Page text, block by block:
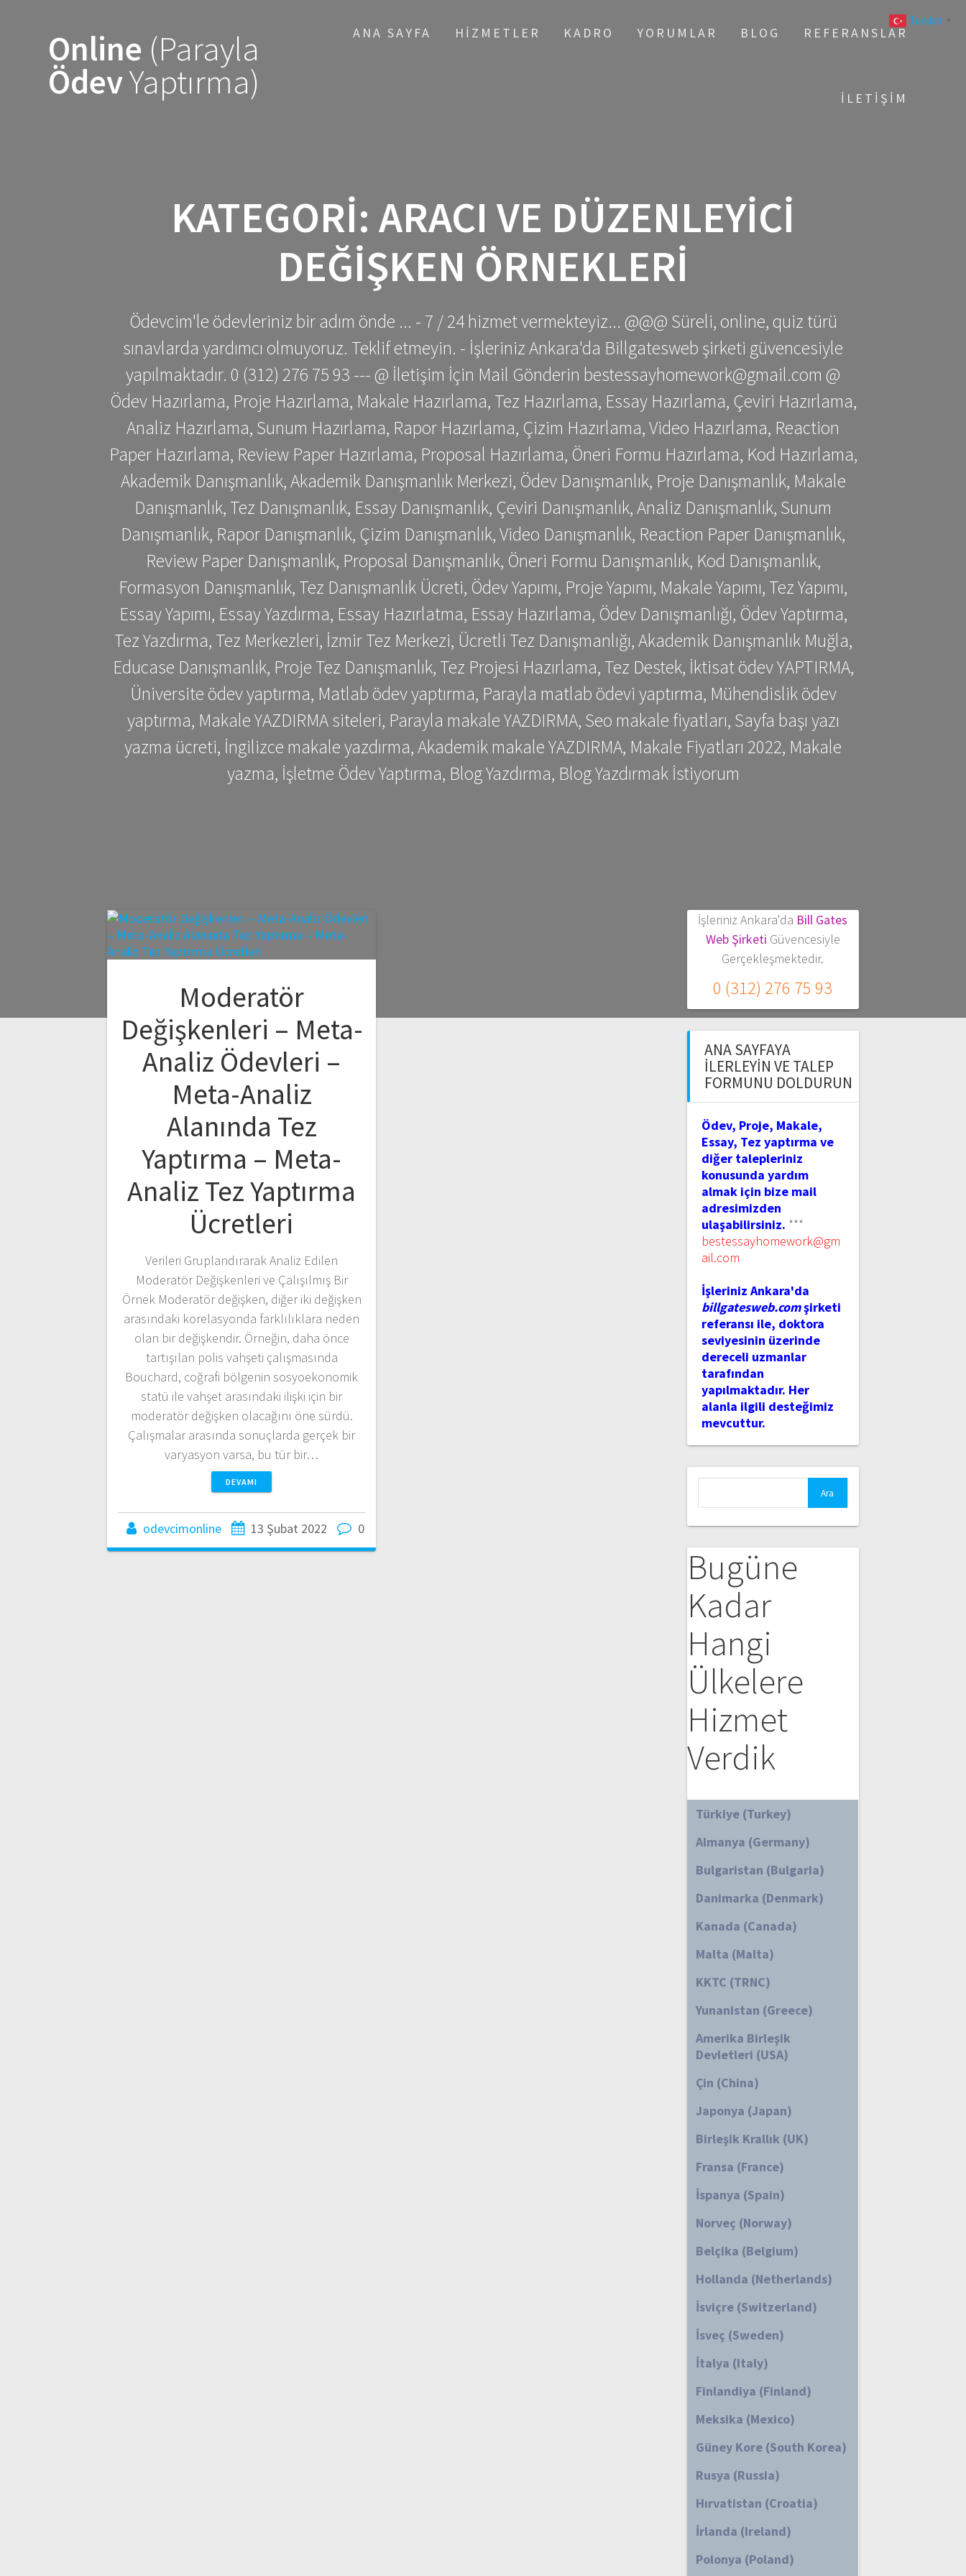
Online (Parayla
ÖdevYaptırma)
ANA SAYFA HIZMETLER KADRO YORUMLAR BLOG REFERANSLAR
İLETIŞIM
KATEGORI: ARACI VE DÜZENLEYICI
DEĞIŞKEN ÖRNEKLERI
Ödevcim'le ödevleriniz bir adım önde ... - 7 / 24 hizmet vermekteyiz... @@@ Süreli, online, quiz türü
sınavlarda yardımcı olmuyoruz. Teklif etmeyin. - İşleriniz Ankara'da Billgatesweb şirketi güvencesiyle
yapılmaktadır. 0 (312) 276 75 93 --- @ İletişim İçin Mail Gönderin bestessayhomework@gmail.com @
Ödev Hazırlama, Proje Hazırlama, Makale Hazırlama, Tez Hazırlama, Essay Hazırlama, Çeviri Hazırlama,
Analiz Hazırlama, Sunum Hazırlama, Rapor Hazırlama, Çizim Hazırlama, Video Hazırlama, Reaction
Paper Hazırlama, Review Paper Hazırlama, Proposal Hazırlama, Öneri Formu Hazırlama, Kod Hazırlama,
Akademik Danışmanlık, Akademik Danışmanlık Merkezi, Ödev Danışmanlık, Proje Danışmanlık, Makale
Danışmanlık, Tez Danışmanlık, Essay Danışmanlık, Çeviri Danışmanlık, Analiz Danışmanlık, Sunum
Danışmanlık, Rapor Danışmanlık, Çizim Danışmanlık, Video Danışmanlık, Reaction Paper Danışmanlık,
Review Paper Danışmanlık, Proposal Danışmanlık, Öneri Formu Danışmanlık, Kod Danışmanlık,
Formasyon Danışmanlık, Tez Danışmanlık Ücreti, Ödev Yapımı, Proje Yapımı, Makale Yapımı, Tez Yapımı,
Essay Yapımı, Essay Yazdırma, Essay Hazırlatma, Essay Hazırlama, Ödev Danışmanlığı, Ödev Yaptırma,
Tez Yazdırma, Tez Merkezleri, İzmir Tez Merkezi, Ücretli Tez Danışmanlığı, Akademik Danışmanlık Muğla,
Educase Danışmanlık, Proje Tez Danışmanlık, Tez Projesi Hazırlama, Tez Destek, İktisat ödev YAPTIRMA,
Üniversite ödev yaptırma, Matlab ödev yaptırma, Parayla matlab ödevi yaptırma, Mühendislik ödev
yaptırma, Makale YAZDIRMA siteleri, Parayla makale YAZDIRMA, Seo makale fiyatları, Sayfa başı yazı
yazma ücreti, İngilizce makale yazdırma, Akademik makale YAZDIRMA, Makale Fiyatları 2022, Makale
yazma, İşletme Ödev Yaptırma, Blog Yazdırma, Blog Yazdırmak İstiyorum
Moderatör
Değişkenleri – Meta-
Analiz Ödevleri –
Meta-Analiz
Alanında Tez
Yaptırma – Meta-
Analiz Tez Yaptırma
Ücretleri
Verileri Gruplandırarak Analiz Edilen
Moderatör Değişkenleri ve Çalışılmış Bir
Örnek Moderatör değişken, diğer iki değişken
arasındaki korelasyonda farklılıklara neden
olan bir değişkendir. Örneğin, daha önce
tartışılan polis vahşeti çalışmasında
Bouchard, coğrafi bölgenin sosyoekonomik
statü ile vahşet arasındaki ilişki için bir
moderatör değişken olacağını öne sürdü.
Çalışmalar arasında sonuçlarda gerçek bir
varyasyon varsa, bu tür bir…
DEVAMI
odevcimonline 13 Şubat 2022 0
İşleriniz Ankara'da Bill Gates
Web Şirketi Güvencesiyle
Gerçekleşmektedir.
0 (312) 276 75 93
ANA SAYFAYA
İLERLEYIN VE TALEP
FORMUNU DOLDURUN
Ödev, Proje, Makale,
Essay, Tez yaptırma ve
diğer talepleriniz
konusunda yardım
almak için bize mail
adresimizden
ulaşabilirsiniz. ***
bestessayhomework@gm
ail.com
İşleriniz Ankara'da
billgatesweb.comşirketi
referansı ile, doktora
seviyesinin üzerinde
dereceli uzmanlar
tarafından
yapılmaktadır. Her
alanla ilgili desteğimiz
mevcuttur.
Bugüne
Kadar
Hangi
Ülkelere
Hizmet
Verdik
Türkiye (Turkey)
Almanya (Germany)
Bulgaristan (Bulgaria)
Danimarka (Denmark)
Kanada (Canada)
Malta (Malta)
KKTC (TRNC)
Yunanistan (Greece)
Amerika Birleşik
Devletleri (USA)
Çin (China)
Japonya (Japan)
Birleşik Krallık (UK)
Fransa (France)
İspanya (Spain)
Norveç (Norway)
Belçika (Belgium)
Hollanda (Netherlands)
İsviçre (Switzerland)
İsveç (Sweden)
İtalya (Italy)
Finlandiya (Finland)
Meksika (Mexico)
Güney Kore (South Korea)
Rusya (Russia)
Hırvatistan (Croatia)
İrlanda (Ireland)
Polonya (Poland)
Turkish ▼